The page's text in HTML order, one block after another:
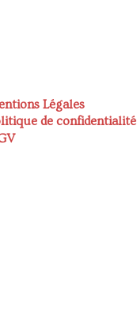
Légales
de confidentialité